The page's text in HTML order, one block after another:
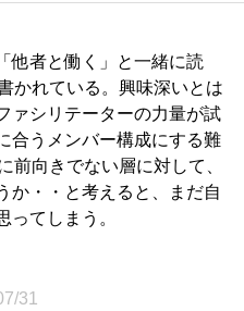
他者と働く」と一緒に読
かれている。興味深いとは
ァシリテーターの力量が試
合うメンバー構成にする難
前向きでない層に対して、
か・・と考えると、まだ自
ってしまう。
31